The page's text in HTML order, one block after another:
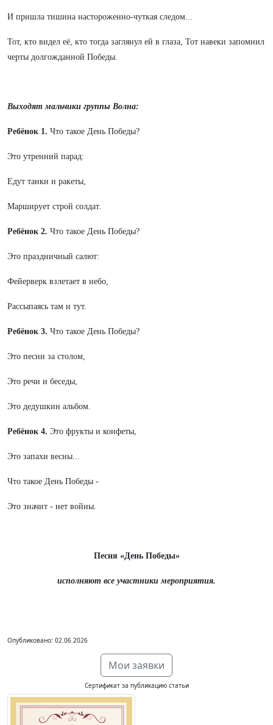
И пришла тишина настороженно-чуткая следом...
Тот, кто видел её, кто тогда заглянул ей в глаза, Тот навеки запомнил
черты долгожданной Победы.
Выходят мальчики группы Волна:
Ребёнок 1. Что такое День Победы?
Это утренний парад:
Едут танки и ракеты,
Марширует строй солдат.
Ребёнок 2. Что такое День Победы?
Это праздничный салют:
Фейерверк взлетает в небо,
Рассыпаясь там и тут.
Ребёнок 3. Что такое День Победы?
Это песни за столом,
Это речи и беседы,
Это дедушкин альбом.
Ребёнок 4. Это фрукты и конфеты,
Это запахи весны...
Что такое День Победы -
Это значит - нет войны.
Песня «День Победы»
исполняют все участники мероприятия.
Опубликовано: 02.06.2026
Мои заявки
Сертификат за публикацию статьи